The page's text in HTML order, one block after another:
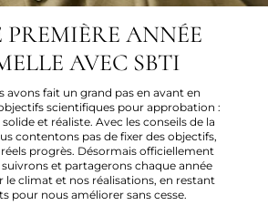
PREMIÈRE ANNÉE
AVEC SBTI
avons fait un grand pas en avant en
scientifiques pour approbation :
et réaliste. Avec les conseils de la
contentons pas de fixer des objectifs,
progrès. Désormais officiellement
et partagerons chaque année
le climat et nos réalisations, en restant
pour nous améliorer sans cesse.